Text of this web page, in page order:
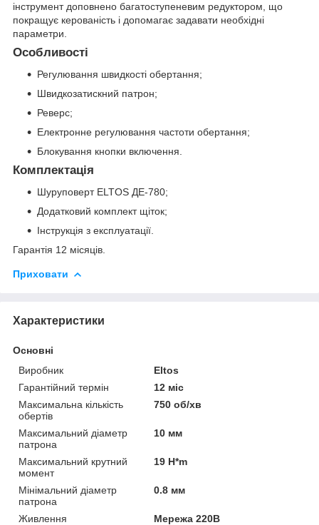
інструмент доповнено багатоступеневим редуктором, що
покращує керованість і допомагає задавати необхідні
параметри.
Особливості
Регулювання швидкості обертання;
Швидкозатискний патрон;
Реверс;
Електронне регулювання частоти обертання;
Блокування кнопки включення.
Комплектація
ШуруповертELTOS ДЕ-780;
Додатковий комплект щіток;
Інструкція з експлуатації.
Гарантія 12 місяців.
Приховати
Характеристики
Основні
Виробник
Eltos
Гарантійний термін
12 міс
Максимальна кількість
обертів
750 об/хв
Максимальний діаметр
патрона
10 мм
Максимальний крутний
момент
19 H*m
Мінімальний діаметр
патрона
0.8 мм
Живлення
Мережа 220В